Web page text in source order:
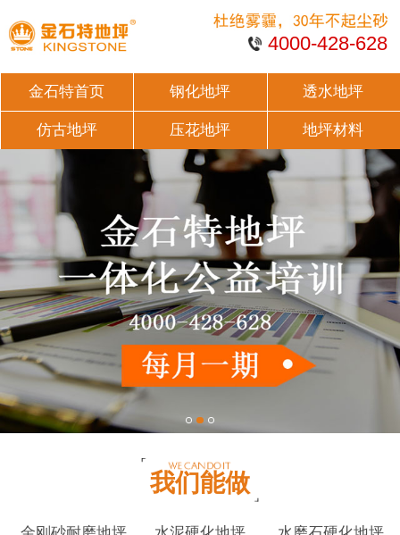
4000-428-628
金石特首页 钢化地坪 透水地坪
仿古地坪 压花地坪 地坪材料
我们能做